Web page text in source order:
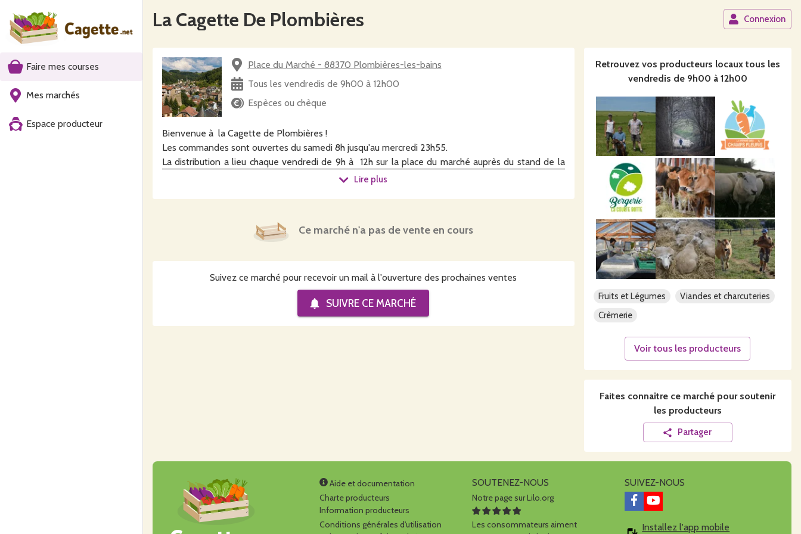
Faire mes courses
Mes marchés
Espace producteur
La Cagette De Plombières Connexion
Place du Marché - 88370 Plombières-les-bains
Tous les vendredis de 9h00 à 12h00
Espèces ou chèque
Bienvenue à la Cagette de Plombières !
Les commandes sont ouvertes du samedi 8h jusqu'au mercredi 23h55.
La distribution a lieu chaque vendredi de 9h à 12h sur la place du marché auprès du stand de la
Lire plus
Ce marché n'a pas de vente en cours
Suivez ce marché pour recevoir un mail à l'ouverture des prochaines ventes
SUIVRE CE MARCHÉ
Retrouvez vos producteurs locaux tous les
vendredis de 9h00 à 12h00
Fruits et Légumes
Viandes et charcuteries
Crèmerie
Voir tous les producteurs
Faites connaître ce marché pour soutenir
les producteurs
Partager
Aide et documentation
Charte producteurs
Information producteurs
Conditions générales d'utilisation
SOUTENEZ-NOUS
Notre page sur Lilo.org
Les consommateurs aiment
SUIVEZ-NOUS
Installez l'app mobile